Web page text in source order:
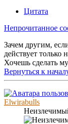
Цитата
Непрочитанное
Зачем другим,
действует только
Хочешь сделать
Вернуться к
Elwirabulls